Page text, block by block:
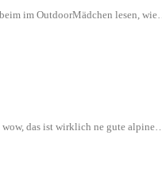
im OutdoorMädchen lesen,
wow, das ist wirklich ne gute